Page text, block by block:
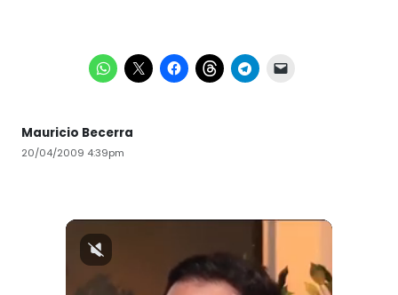
Mauricio Becerra
20/04/2009 4:39pm